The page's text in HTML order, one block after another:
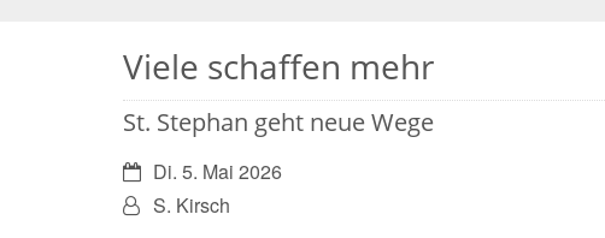
Viele schaffen mehr
St. Stephan geht neue Wege
Datum:Di. 5. Mai 2026
Von:S. Kirsch